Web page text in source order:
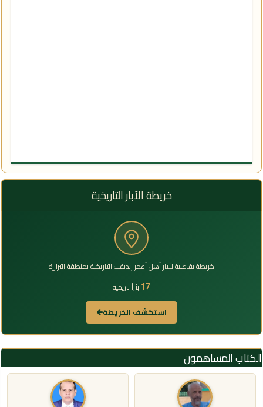
خريطة الآبار التاريخية
خريطة تفاعلية لآبار أهل أعمر إيديقب التاريخية بمنطقة الترارزة
17 بئراً تاريخية
استكشف الخريطة
الكتاب المساهمون